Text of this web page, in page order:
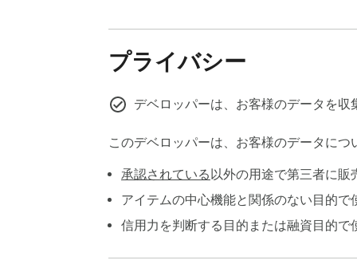
プライバシー
デベロッパーは、お客様のデータを
このデベロッパーは、お客様のデータに
承認されている以外の用途で第三者に販
アイテムの中心機能と関係のない目的
信用力を判断する目的または融資目的で